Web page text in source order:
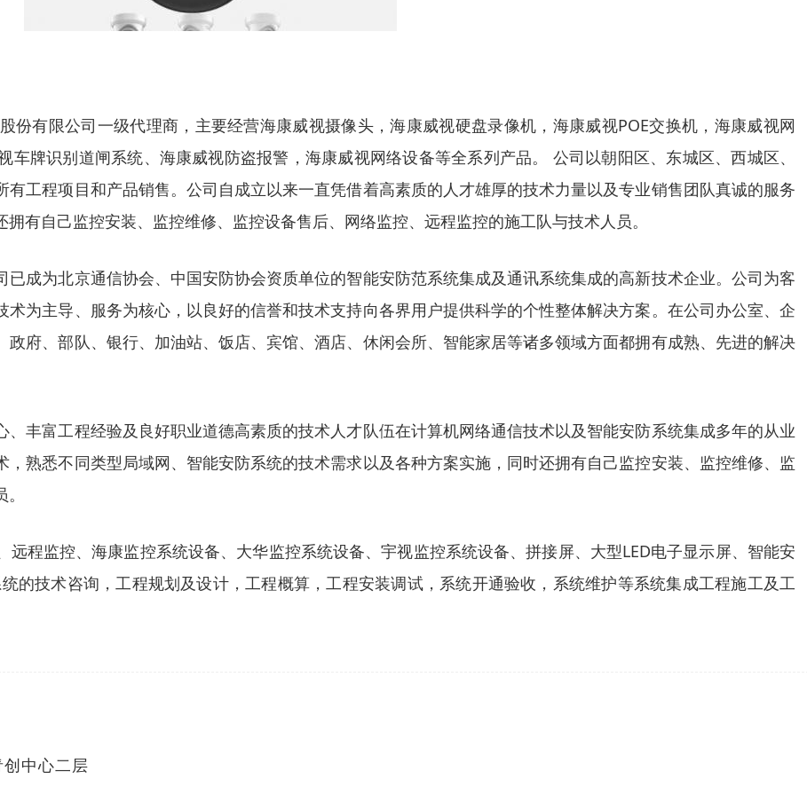
份有限公司一级代理商，主要经营海康威视摄像头，海康威视硬盘录像机，海康威视POE交换机，海康威视网
牌识别道闸系统、海康威视防盗报警，海康威视网络设备等全系列产品。 公司以朝阳区、东城区、西城区、
工程项目和产品销售。公司自成立以来一直凭借着高素质的人才雄厚的技术力量以及专业销售团队真诚的服务
有自己监控安装、监控维修、监控设备售后、网络监控、远程监控的施工队与技术人员。
成为北京通信协会、中国安防协会资质单位的智能安防范系统集成及通讯系统集成的高新技术企业。公司为客
为主导、服务为核心，以良好的信誉和技术支持向各界用户提供科学的个性整体解决方案。在公司办公室、企
府、部队、银行、加油站、饭店、宾馆、酒店、休闲会所、智能家居等诸多领域方面都拥有成熟、先进的解决
丰富工程经验及良好职业道德高素质的技术人才队伍在计算机网络通信技术以及智能安防系统集成多年的从业
熟悉不同类型局域网、智能安防系统的技术需求以及各种方案实施，同时还拥有自己监控安装、监控维修、监
程监控、海康监控系统设备、大华监控系统设备、宇视监控系统设备、拼接屏、大型LED电子显示屏、智能安
的技术咨询，工程规划及设计，工程概算，工程安装调试，系统开通验收，系统维护等系统集成工程施工及工
中心二层